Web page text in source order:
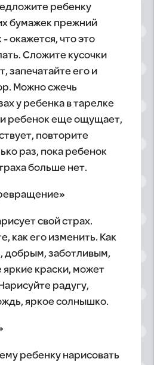
ребенку
бумажек прежний
окажется, что это
Сложите кусочки
запечатайте его и
Можно сжечь
у ребенка в тарелке
ребенок еще ощущает,
повторите
раз, пока ребенок
больше нет.
свой страх.
как его изменить. Как
добрым, заботливым,
краски, может
радугу,
яркое солнышко.
ребенку нарисовать